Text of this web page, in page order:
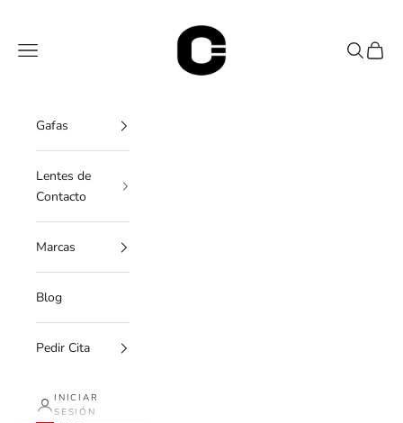
OC Óptica
Menú
Buscar
Cesta
Gafas
Lentes de
Contacto
Marcas
Blog
Pedir Cita
INICIAR
SESIÓN